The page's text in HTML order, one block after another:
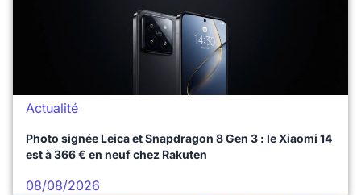
Actualité
Photo signée Leica et Snapdragon 8 Gen 3 : le Xiaomi 14
est à 366 € en neuf chez Rakuten
08/08/2026